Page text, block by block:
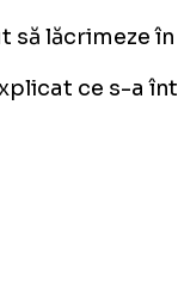
să lăcrimeze
ce s-a